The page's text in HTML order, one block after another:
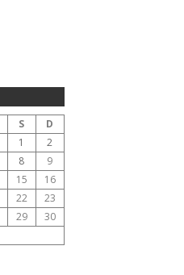
S
D
1
2
8
9
15
16
22
23
29
30